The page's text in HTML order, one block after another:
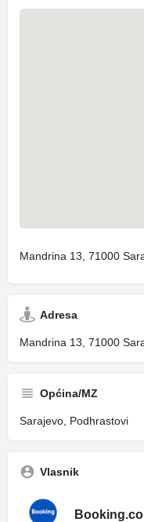
Mandrina 13, 71000
Adresa
Mandrina 13, 71000
Općina/MZ
Sarajevo, Podhrastovi
Vlasnik